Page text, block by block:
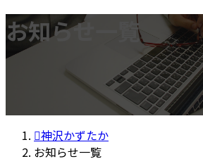
お知らせ一覧
神沢かずたか
お知らせ一覧